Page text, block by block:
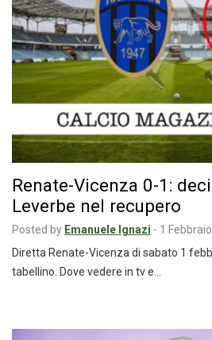
Renate-Vicenza 0-1:
Leverbe nel recupero
Posted by Emanuele Ignazi - 1
Diretta Renate-Vicenza di sabato 1
tabellino. Dove vedere in tv e…